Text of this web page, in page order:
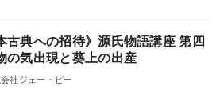
古典への招待》源氏物語講座 第四
気出現と葵上の出産
社ジェー・ピー